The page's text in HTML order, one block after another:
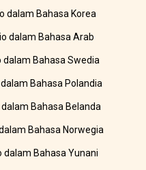
dalam Bahasa Korea
dalam Bahasa Arab
dalam Bahasa Swedia
Bahasa Polandia
Bahasa Belanda
Bahasa Norwegia
dalam Bahasa Yunani